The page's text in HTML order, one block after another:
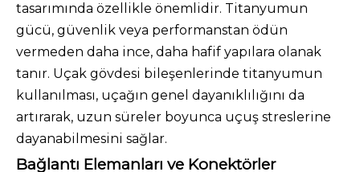
tasarımında özellikle önemlidir. Titanyumun
gücü, güvenlik veya performanstan ödün
vermeden daha ince, daha hafif yapılara olanak
tanır. Uçak gövdesi bileşenlerinde titanyumun
kullanılması, uçağın genel dayanıklılığını da
artırarak, uzun süreler boyunca uçuş streslerine
dayanabilmesini sağlar.
Bağlantı Elemanları ve Konektörler